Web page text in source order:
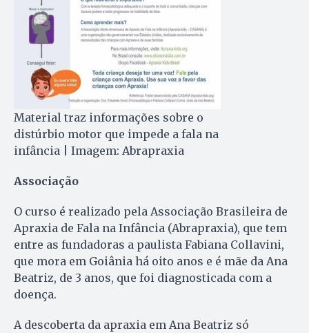
Material traz informações sobre o
distúrbio motor que impede a fala na
infância | Imagem: Abrapraxia
Associação
O curso é realizado pela Associação Brasileira de
Apraxia de Fala na Infância (Abrapraxia), que tem
entre as fundadoras a paulista Fabiana Collavini,
que mora em Goiânia há oito anos e é mãe da Ana
Beatriz, de 3 anos, que foi diagnosticada com a
doença.
A descoberta da apraxia em Ana Beatriz só